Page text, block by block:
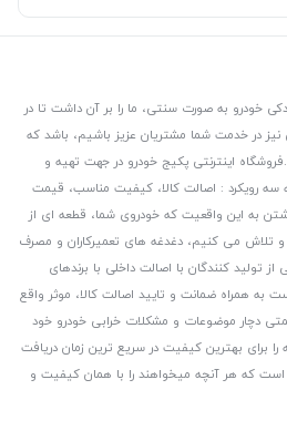
خودرو به صورت سنتی، ما را بر آن داشت تا در
در خدمت شما مشتریان عزیز باشیم، باشد که
فروشگاه اینترنتی پکیج خودرو در جهت تهیه و
سه رویکرد : اصالت کالا، کیفیت مناسب، قیمت
به این واقعیت که خودروی شما، قطعه ای از
تلاش می کنیم، دغدغه های تعمیرکاران و مصرف
تولید کنندگان با اصالت داخلی با برندهای
همراه ضمانت و تایید اصالت کالا، موثر واقع
دچار موضوعات و مشکلات خرابی خودرو خود
برای بهترین کیفیت در سریع ترین زمان دریافت
که هر آنچه میخواهند را با همان کیفیت و